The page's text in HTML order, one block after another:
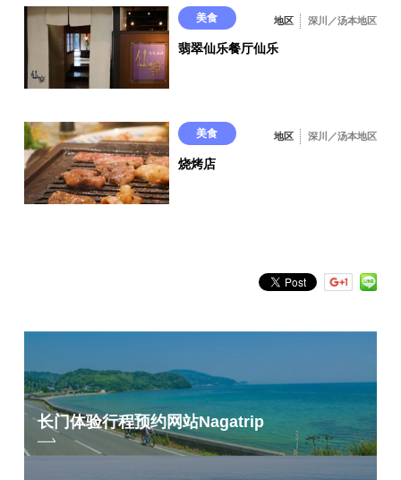
美食 地区 深川／汤本地区
翡翠仙乐餐厅仙乐
美食 地区 深川／汤本地区
烧烤店
长门体验行程预约网站Nagatrip